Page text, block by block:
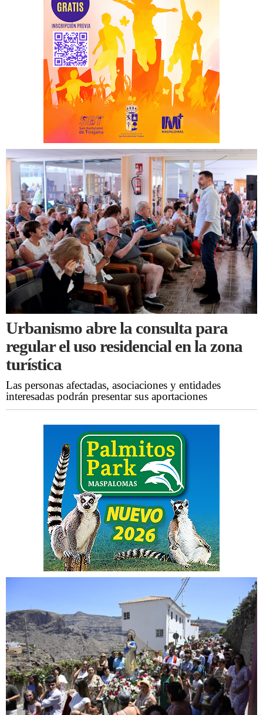
Urbanismo abre la consulta para
regular el uso residencial en la zona
turística
Las personas afectadas, asociaciones y entidades
interesadas podrán presentar sus aportaciones